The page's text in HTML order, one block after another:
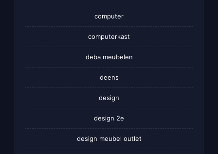
computer
computerkast
deba meubelen
deens
design
design 2e
design meubel outlet